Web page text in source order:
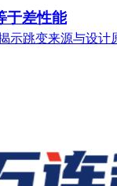
于差性能
示跳变来源与设计